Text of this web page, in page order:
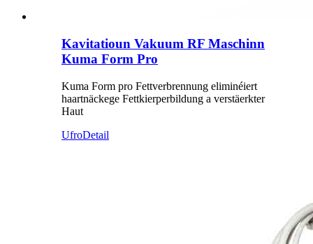
Kavitatioun Vakuum RF Maschinn
Kuma Form Pro
Kuma Form pro Fettverbrennung eliminéiert
haartnäckege Fettkierperbildung a verstäerkter
Haut
UfroDetail